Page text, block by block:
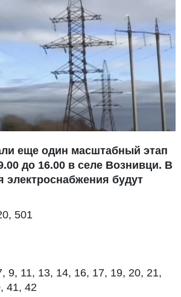
еще один масштабный этап
до 16.00 в селе Вознивци. В
электроснабжения будут
501
11, 13, 14, 16, 17, 19, 20, 21,
41, 42